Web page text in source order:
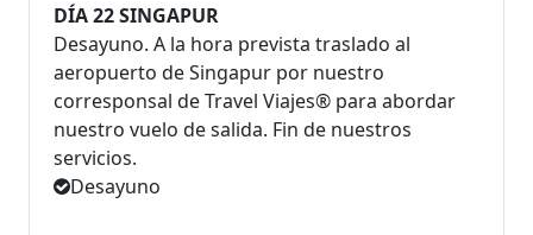
DÍA 22 SINGAPUR
Desayuno. A la hora prevista traslado al
aeropuerto de Singapur por nuestro
corresponsal de Travel Viajes® para abordar
nuestro vuelo de salida. Fin de nuestros
servicios.
Desayuno